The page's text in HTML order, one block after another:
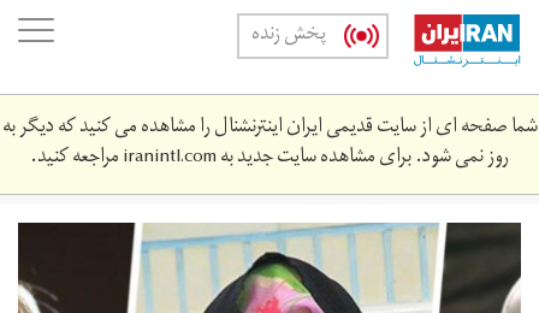
Skip
main
content
پخش زنده
شما صفحه ای از سایت قدیمی ایران اینترنشنال را مشاهده می کنید که دیگر به
روز نمی شود. برای مشاهده سایت جدید بهiranintl.comمراجعه کنید.
unnamed.jpg